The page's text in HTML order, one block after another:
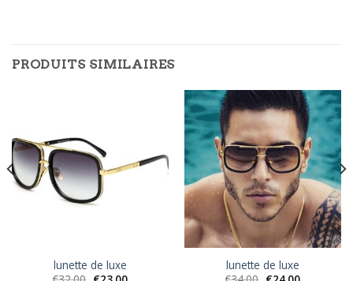
PRODUITS SIMILAIRES
lunette de luxe
lunette de luxe